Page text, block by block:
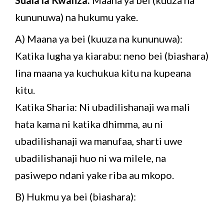
kununuwa) na hukumu yake.
A) Maana ya bei (kuuza na kununuwa):
Katika lugha ya kiarabu: neno bei (biashara)
lina maana ya kuchukua kitu na kupeana
kitu.
Katika Sharia: Ni ubadilishanaji wa mali
hata kama ni katika dhimma, au ni
ubadilishanaji wa manufaa, sharti uwe
ubadilishanaji huo ni wa milele, na
pasiwepo ndani yake riba au mkopo.
B) Hukmu ya bei (biashara):